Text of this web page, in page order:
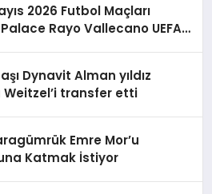
2026 Futbol Maçları
Rayo Vallecano UEFA
Dynavit Alman yıldız
transfer etti
Emre Mor’u
Katmak İstiyor